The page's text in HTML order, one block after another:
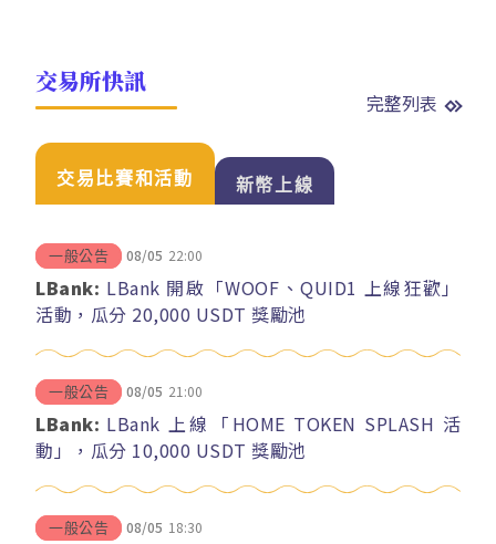
交易所快訊
完整列表
交易比賽和活動 新幣上線
一般公告 08/05 22:00
LBank: LBank 開啟「WOOF、QUID1 上線狂歡」
活動，瓜分 20,000 USDT 獎勵池
一般公告 08/05 21:00
LBank: LBank 上線「HOME TOKEN SPLASH 活
動」，瓜分 10,000 USDT 獎勵池
一般公告 08/05 18:30